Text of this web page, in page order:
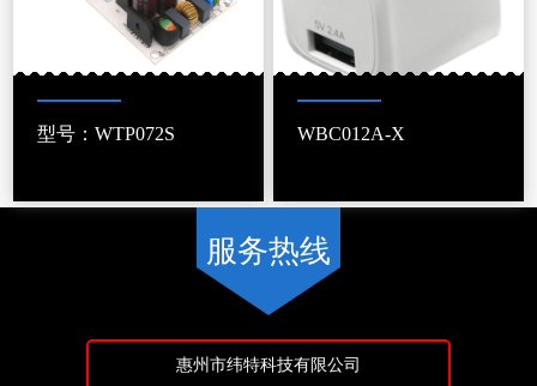
型号：WTP072S WBC012A-X
服务热线
惠州市纬特科技有限公司